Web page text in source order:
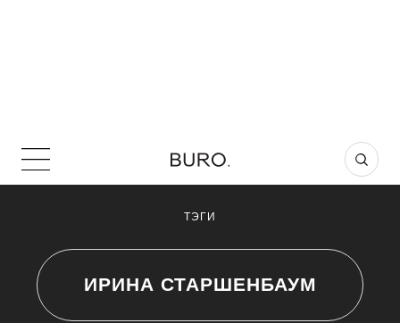
ТЭГИ
ИРИНА СТАРШЕНБАУМ